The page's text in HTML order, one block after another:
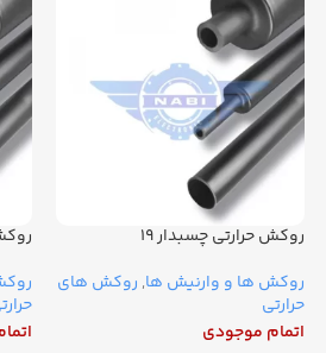
روکش حرارتی چسبدار ۱۹
روکش ها و وارنیش ها, روکش های
حرارتی
اتمام موجودی